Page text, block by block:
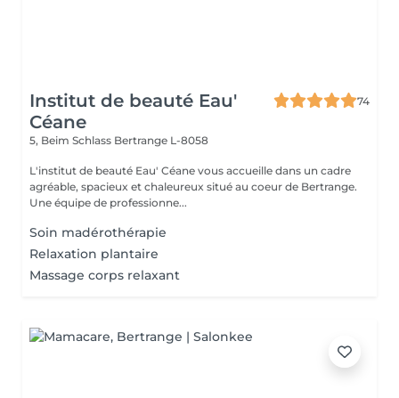
Institut de beauté Eau'
Céane
74
5, Beim Schlass Bertrange L-8058
L'institut de beauté Eau' Céane vous accueille dans un cadre
agréable, spacieux et chaleureux situé au coeur de Bertrange.
Une équipe de professionne...
Soin madérothérapie
Relaxation plantaire
Massage corps relaxant